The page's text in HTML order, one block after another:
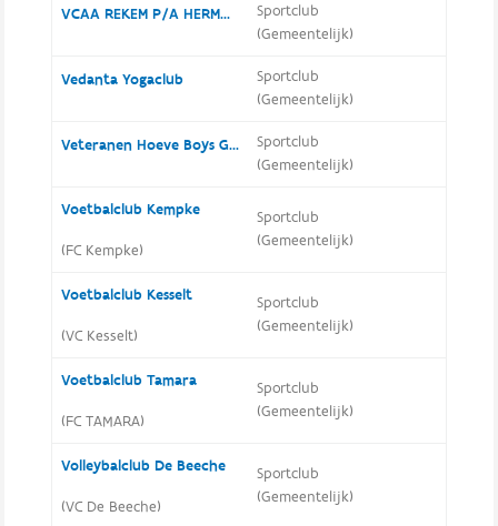
VCAA REKEM P/A HERMANS THEO
Sportclub
(Gemeentelijk)
Vedanta Yogaclub
Sportclub
(Gemeentelijk)
Veteranen Hoeve Boys Gellik
Sportclub
(Gemeentelijk)
Voetbalclub Kempke
(FC Kempke)
Sportclub
(Gemeentelijk)
Voetbalclub Kesselt
(VC Kesselt)
Sportclub
(Gemeentelijk)
Voetbalclub Tamara
(FC TAMARA)
Sportclub
(Gemeentelijk)
Volleybalclub De Beeche
(VC De Beeche)
Sportclub
(Gemeentelijk)